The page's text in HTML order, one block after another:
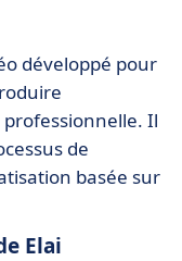
développé pour
Il
de
basée sur
Elai